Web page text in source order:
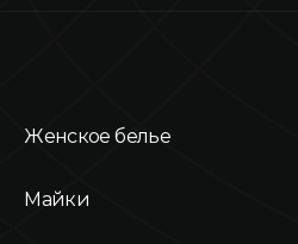
Женское белье
Майки